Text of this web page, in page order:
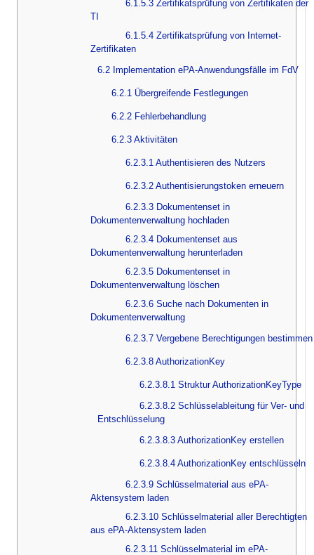
6.1.5.3 Zertifikatsprüfung von Zertifikaten der
TI
6.1.5.4 Zertifikatsprüfung von Internet-
Zertifikaten
6.2 Implementation ePA-Anwendungsfälle im FdV
6.2.1 Übergreifende Festlegungen
6.2.2 Fehlerbehandlung
6.2.3 Aktivitäten
6.2.3.1 Authentisieren des Nutzers
6.2.3.2 Authentisierungstoken erneuern
6.2.3.3 Dokumentenset in
Dokumentenverwaltung hochladen
6.2.3.4 Dokumentenset aus
Dokumentenverwaltung herunterladen
6.2.3.5 Dokumentenset in
Dokumentenverwaltung löschen
6.2.3.6 Suche nach Dokumenten in
Dokumentenverwaltung
6.2.3.7 Vergebene Berechtigungen bestimmen
6.2.3.8 AuthorizationKey
6.2.3.8.1 Struktur AuthorizationKeyType
6.2.3.8.2 Schlüsselableitung für Ver- und
Entschlüsselung
6.2.3.8.3 AuthorizationKey erstellen
6.2.3.8.4 AuthorizationKey entschlüsseln
6.2.3.9 Schlüsselmaterial aus ePA-
Aktensystem laden
6.2.3.10 Schlüsselmaterial aller Berechtigten
aus ePA-Aktensystem laden
6.2.3.11 Schlüsselmaterial im ePA-